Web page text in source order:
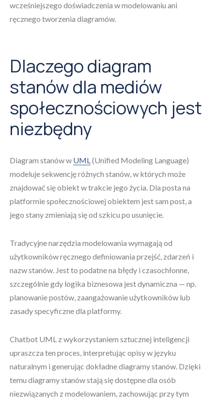
wcześniejszego doświadczenia w modelowaniu ani
ręcznego tworzenia diagramów.
Dlaczego diagram
stanów dla mediów
społecznościowych jest
niezbędny
Diagram stanów w UML(Unified Modeling Language)
modeluje sekwencję różnych stanów, w których może
znajdować się obiekt w trakcie jego życia. Dla posta na
platformie społecznościowej obiektem jest sam post, a
jego stany zmieniają się od szkicu po usunięcie.
Tradycyjne narzędzia modelowania wymagają od
użytkowników ręcznego definiowania przejść, zdarzeń i
nazw stanów. Jest to podatne na błędy i czasochłonne,
szczególnie gdy logika biznesowa jest dynamiczna — np.
planowanie postów, zaangażowanie użytkowników lub
zasady specyficzne dla platformy.
Chatbot UML z wykorzystaniem sztucznej inteligencji
upraszcza ten proces, interpretując opisy w języku
naturalnym i generując dokładne diagramy stanów. Dzięki
temu diagramy stanów stają się dostępne dla osób
niezwiązanych z modelowaniem, zachowując przy tym